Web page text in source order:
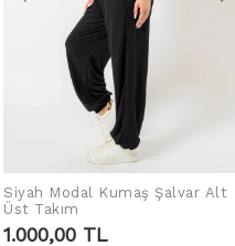
IN DEN WARENKORB
Siyah Modal Kumaş Şalvar Alt
Üst Takım
1.000,00 TL